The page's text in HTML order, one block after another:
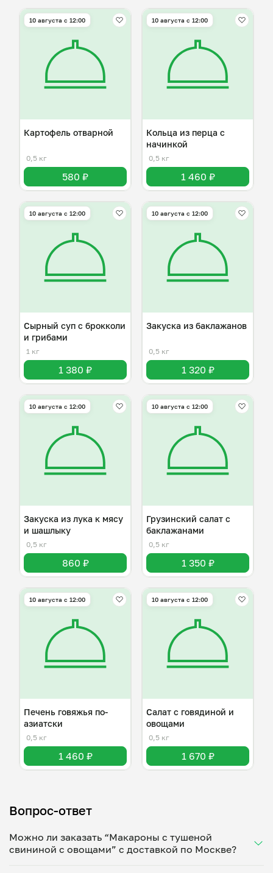
10 августа с 12:00
Картофель отварной
0,5 кг
580 ₽
10 августа с 12:00
Кольца из перца с
начинкой
0,5 кг
1 460 ₽
10 августа с 12:00
Сырный суп с брокколи
и грибами
1 кг
1 380 ₽
10 августа с 12:00
Закуска из баклажанов
0,5 кг
1 320 ₽
10 августа с 12:00
Закуска из лука к мясу
и шашлыку
0,5 кг
860 ₽
10 августа с 12:00
Грузинский салат с
баклажанами
0,5 кг
1 350 ₽
10 августа с 12:00
Печень говяжья по-
азиатски
0,5 кг
1 460 ₽
10 августа с 12:00
Салат с говядиной и
овощами
0,5 кг
1 670 ₽
Вопрос-ответ
Можно ли заказать “Макароны с тушеной
свининой с овощами” с доставкой по Москве?